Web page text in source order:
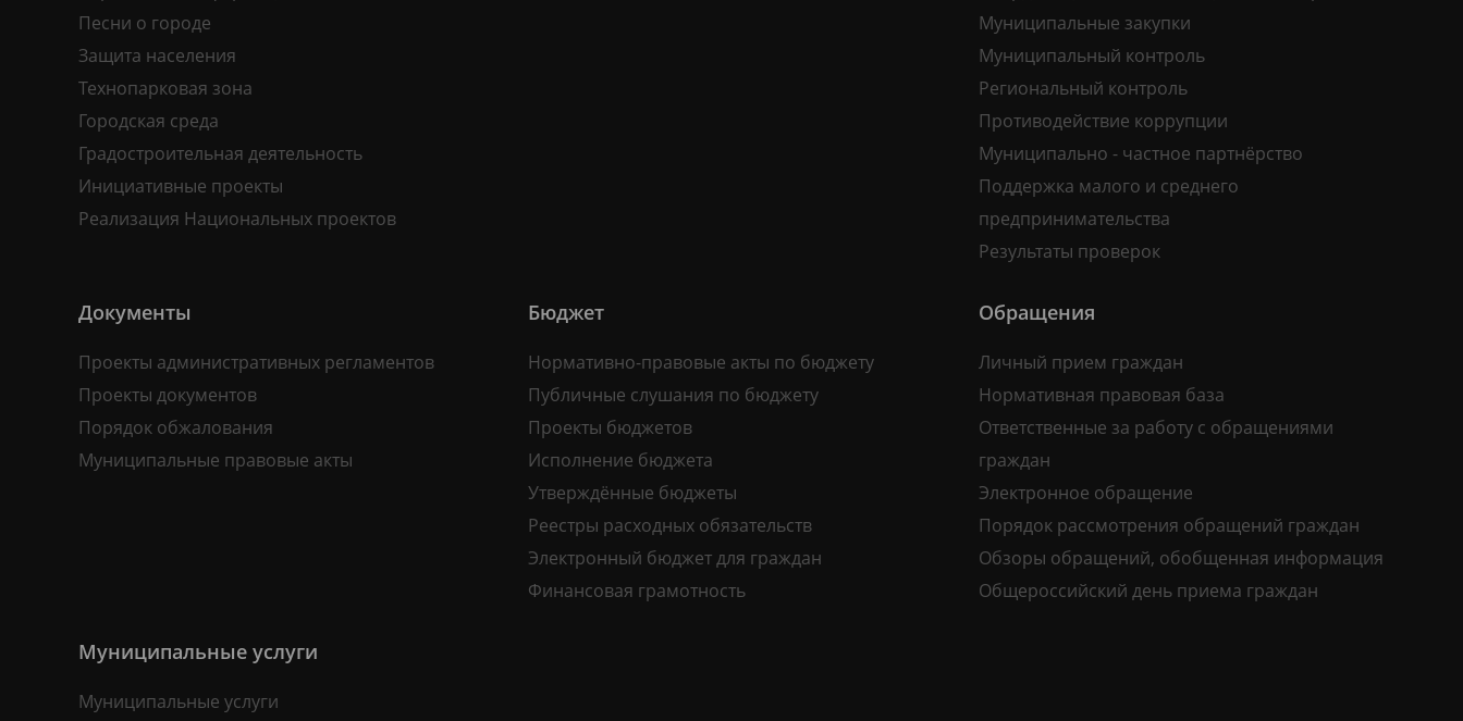
Песни о городе
Защита населения
Технопарковая зона
Городская среда
Градостроительная деятельность
Инициативные проекты
Реализация Национальных проектов
Муниципальные закупки
Муниципальный контроль
Региональный контроль
Противодействие коррупции
Муниципально - частное партнёрство
Поддержка малого и среднего
предпринимательства
Результаты проверок
Документы
Проекты административных регламентов
Проекты документов
Порядок обжалования
Муниципальные правовые акты
Бюджет
Нормативно-правовые акты по бюджету
Публичные слушания по бюджету
Проекты бюджетов
Исполнение бюджета
Утверждённые бюджеты
Реестры расходных обязательств
Электронный бюджет для граждан
Финансовая грамотность
Обращения
Личный прием граждан
Нормативная правовая база
Ответственные за работу с обращениями
граждан
Электронное обращение
Порядок рассмотрения обращений граждан
Обзоры обращений, обобщенная информация
Общероссийский день приема граждан
Муниципальные услуги
Муниципальные услуги